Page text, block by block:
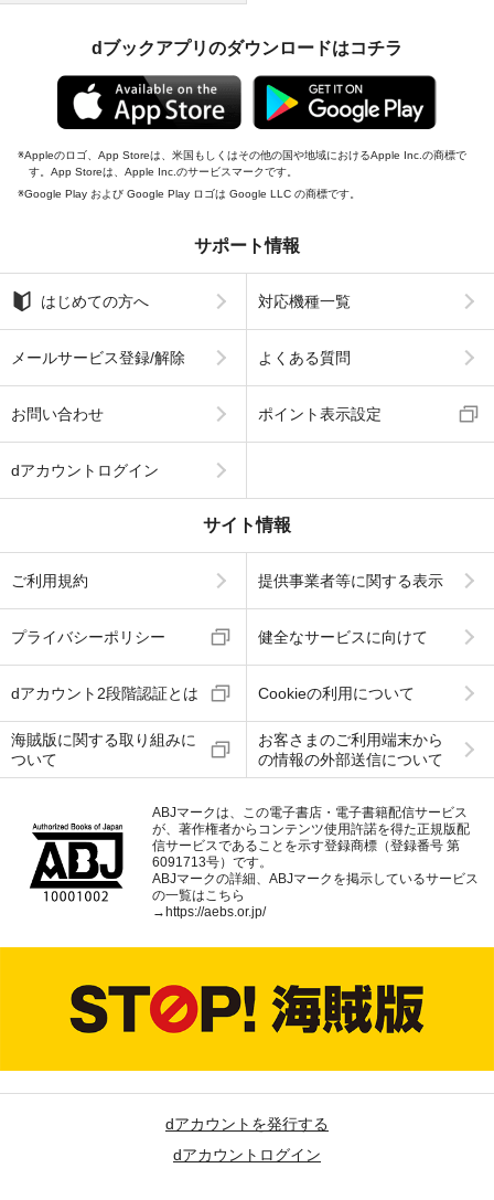
dブックアプリのダウンロードはコチラ
Appleのロゴ、App Storeは、米国もしくはその他の国や地域におけるApple Inc.の商標で
す。App Storeは、Apple Inc.のサービスマークです。
Google Play および Google Play ロゴは Google LLC の商標です。
サポート情報
はじめての方へ 対応機種一覧
メールサービス登録/解除 よくある質問
お問い合わせ ポイント表示設定
dアカウントログイン
サイト情報
ご利用規約 提供事業者等に関する表示
プライバシーポリシー 健全なサービスに向けて
dアカウント2段階認証とは Cookieの利用について
海賊版に関する取り組みに
ついて
お客さまのご利用端末から
の情報の外部送信について
ABJマークは、この電子書店・電子書籍配信サービス
が、著作権者からコンテンツ使用許諾を得た正規版配
信サービスであることを示す登録商標（登録番号 第
6091713号）です。
ABJマークの詳細、ABJマークを掲示しているサービス
の一覧はこちら
→https://aebs.or.jp/
dアカウントを発行する
dアカウントログイン